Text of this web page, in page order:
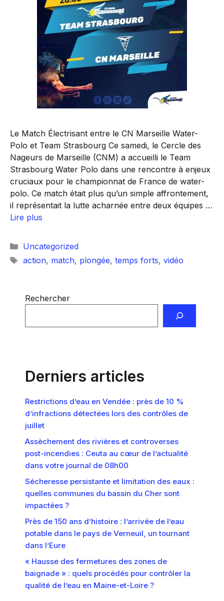
Le Match Électrisant entre le CN Marseille Water-
Polo et Team Strasbourg Ce samedi, le Cercle des
Nageurs de Marseille (CNM) a accueilli le Team
Strasbourg Water Polo dans une rencontre à enjeux
cruciaux pour le championnat de France de water-
polo. Ce match était plus qu’un simple affrontement,
il représentait la lutte acharnée entre deux équipes …
Lire plus
Catégories
Uncategorized
Étiquettes
action, match, plongée, temps forts, vidéo
Rechercher
Derniers articles
Restrictions d’eau en Vendée : près de 10 %
d’infractions détectées lors des contrôles de
juillet
Assèchement des rivières et controverses
post-incendies : Ceuta au cœur de l’actualité
dans votre journal de 08h00
Sécheresse persistante et limitation des eaux :
quelles communes du bassin du Cher sont
impactées ?
Près de 150 ans d’histoire : l’arrivée de l’eau
potable dans le pays de Verneuil, un tournant
dans l’Eure
« Hausse des fermetures des zones de
baignade » : quels procédés pour contrôler la
qualité de l’eau en Maine-et-Loire ?